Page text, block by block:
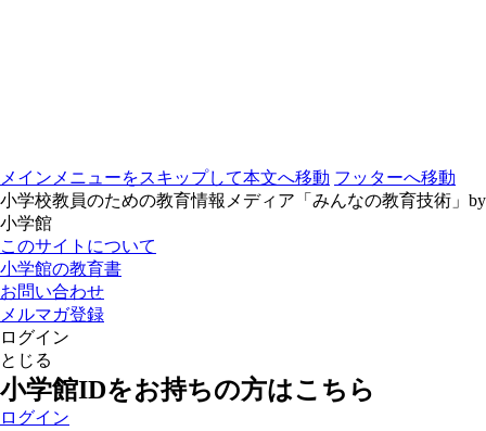
メインメニューをスキップして本文へ移動 フッターへ移動
小学校教員のための教育情報メディア「みんなの教育技術」by
小学館
このサイトについて
小学館の教育書
お問い合わせ
メルマガ登録
ログイン
とじる
小学館IDをお持ちの方はこちら
ログイン